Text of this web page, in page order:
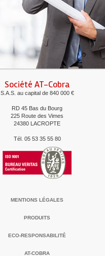
Société AT-Cobra
S.A.S. au capital de 840 000 €
RD 45 Bas du Bourg
225 Route des Vimes
24380 LACROPTE
Tél. 05 53 35 55 80
MENTIONS LÉGALES
PRODUITS
ECO-RESPONSABILITÉ
AT-COBRA